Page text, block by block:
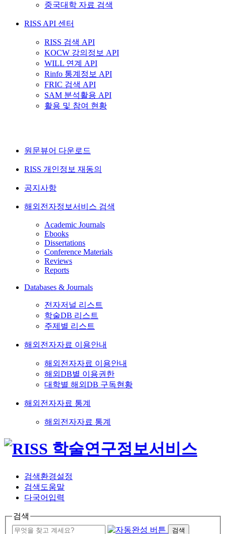
중국대학 자료 검색
RISS API 센터
RISS 검색 API
KOCW 강의정보 API
WILL 연계 API
Rinfo 통계정보 API
FRIC 검색 API
SAM 분석활용 API
활용 및 참여 현황
원문뷰어 다운로드
RISS 개인정보 재동의
공지사항
해외전자정보서비스 검색
Academic Journals
Ebooks
Dissertations
Conference Materials
Reviews
Reports
Databases & Journals
전자저널 리스트
학술DB 리스트
주제별 리스트
해외전자자료 이용안내
해외전자자료 이용안내
해외DB별 이용권한
대학별 해외DB 구독현황
해외전자자료 통계
해외전자자료 통계
검색환경설정
검색도움말
다국어입력
검색
검색